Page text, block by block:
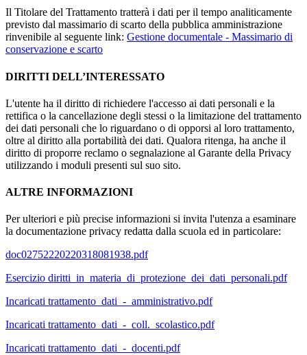
Il Titolare del Trattamento tratterà i dati per il tempo analiticamente
previsto dal massimario di scarto della pubblica amministrazione
rinvenibile al seguente link: Gestione documentale - Massimario di
conservazione e scarto
DIRITTI DELL’INTERESSATO
L'utente ha il diritto di richiedere l'accesso ai dati personali e la
rettifica o la cancellazione degli stessi o la limitazione del trattamento
dei dati personali che lo riguardano o di opporsi al loro trattamento,
oltre al diritto alla portabilità dei dati. Qualora ritenga, ha anche il
diritto di proporre reclamo o segnalazione al Garante della Privacy
utilizzando i moduli presenti sul suo sito.
ALTRE INFORMAZIONI
Per ulteriori e più precise informazioni si invita l'utenza a esaminare
la documentazione privacy redatta dalla scuola ed in particolare:
doc02752220220318081938.pdf
Esercizio diritti_in_materia_di_protezione_dei_dati_personali.pdf
Incaricati trattamento_dati_-_amministrativo.pdf
Incaricati trattamento_dati_-_coll._scolastico.pdf
Incaricati trattamento_dati_-_docenti.pdf